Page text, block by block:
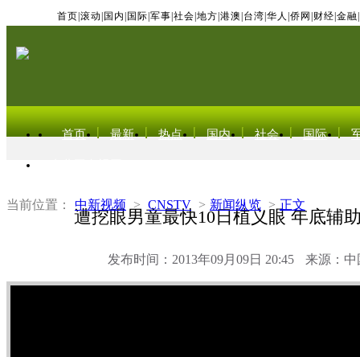
首页 滚动 国内 国际 军事 社会 地方 港澳 台湾 华人 侨网 财经 金融
首页 最新 热点 国内 社会 国际
当前位置： 中新视频 > CNSTV > 新闻纵览 > 正文
遭挖眼男童最快10日植义眼 年底辅
发布时间：2013年09月09日 20:45 来源：中